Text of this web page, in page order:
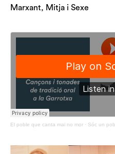
Marxant, Mitja i Sexe
El poble que canta mai no mor · Sóc un